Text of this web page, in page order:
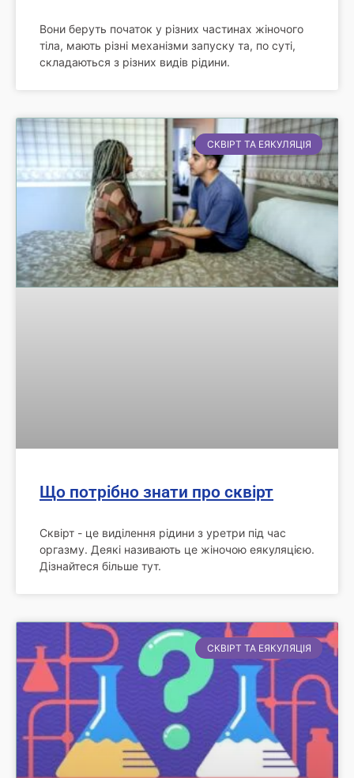
Вони беруть початок у різних частинах жіночого
тіла, мають різні механізми запуску та, по суті,
складаються з різних видів рідини.
СКВІРТ ТА ЕЯКУЛЯЦІЯ
Що потрібно знати про сквірт
Сквірт - це виділення рідини з уретри під час
оргазму. Деякі називають це жіночою еякуляцією.
Дізнайтеся більше тут.
СКВІРТ ТА ЕЯКУЛЯЦІЯ